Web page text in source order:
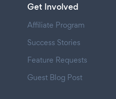
Get Involved
Affiliate Program
Success Stories
Feature Requests
Guest Blog Post